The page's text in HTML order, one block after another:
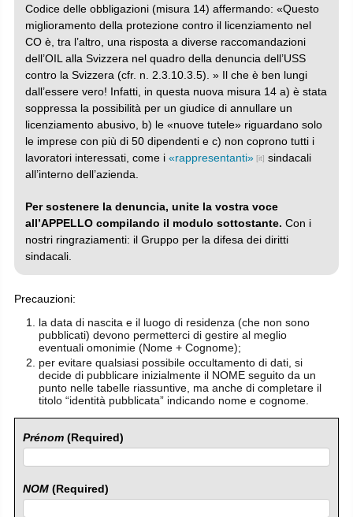
Codice delle obbligazioni (misura 14) affermando: «Questo
miglioramento della protezione contro il licenziamento nel
CO è, tra l’altro, una risposta a diverse raccomandazioni
dell’OIL alla Svizzera nel quadro della denuncia dell’USS
contro la Svizzera (cfr. n. 2.3.10.3.5). » Il che è ben lungi
dall’essere vero! Infatti, in questa nuova misura 14 a) è stata
soppressa la possibilità per un giudice di annullare un
licenziamento abusivo, b) le «nuove tutele» riguardano solo
le imprese con più di 50 dipendenti e c) non coprono tutti i
lavoratori interessati, come i «rappresentanti»
sindacali
all’interno dell’azienda.
Per sostenere la denuncia, unite la vostra voce
all’APPELLO compilando il modulo sottostante. Con i
nostri ringraziamenti: il Gruppo per la difesa dei diritti
sindacali.
Precauzioni:
la data di nascita e il luogo di residenza (che non sono
pubblicati) devono permetterci di gestire al meglio
eventuali omonimie (Nome + Cognome);
per evitare qualsiasi possibile occultamento di dati, si
decide di pubblicare inizialmente il NOME seguito da un
punto nelle tabelle riassuntive, ma anche di completare il
titolo “identità pubblicata” indicando nome e cognome.
Prénom (Required)
NOM (Required)